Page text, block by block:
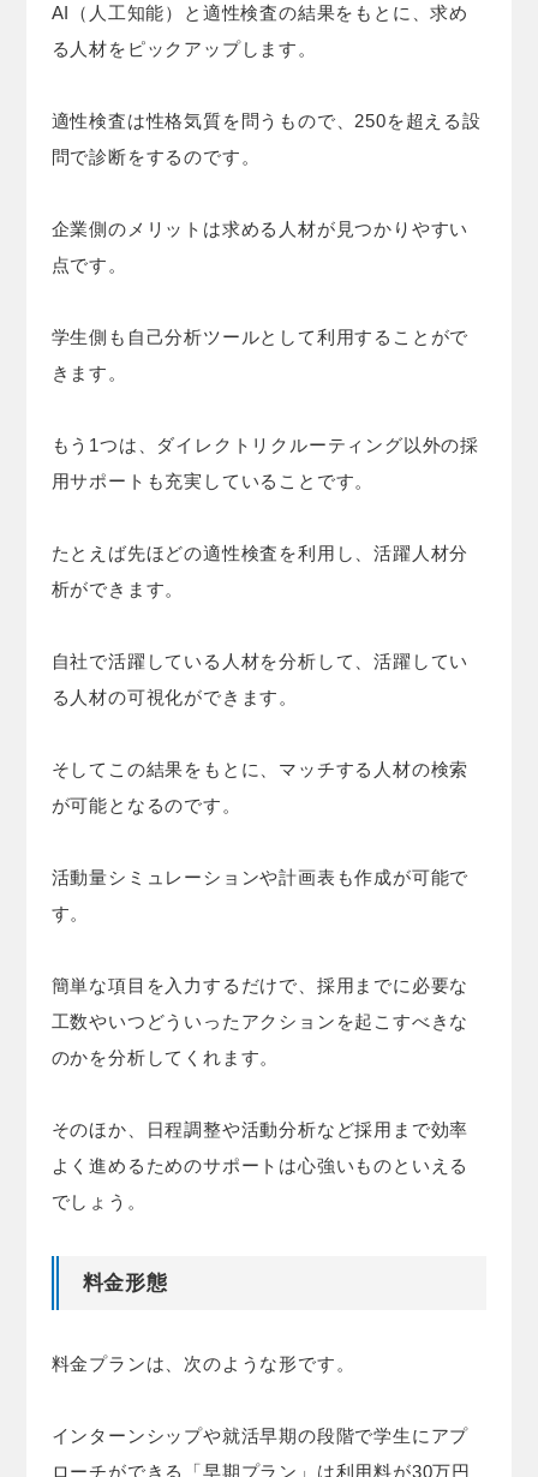
AI（人工知能）と適性検査の結果をもとに、求め
る人材をピックアップします。
適性検査は性格気質を問うもので、250を超える設
問で診断をするのです。
企業側のメリットは求める人材が見つかりやすい
点です。
学生側も自己分析ツールとして利用することがで
きます。
もう1つは、ダイレクトリクルーティング以外の採
用サポートも充実していることです。
たとえば先ほどの適性検査を利用し、活躍人材分
析ができます。
自社で活躍している人材を分析して、活躍してい
る人材の可視化ができます。
そしてこの結果をもとに、マッチする人材の検索
が可能となるのです。
活動量シミュレーションや計画表も作成が可能で
す。
簡単な項目を入力するだけで、採用までに必要な
工数やいつどういったアクションを起こすべきな
のかを分析してくれます。
そのほか、日程調整や活動分析など採用まで効率
よく進めるためのサポートは心強いものといえる
でしょう。
料金形態
料金プランは、次のような形です。
インターンシップや就活早期の段階で学生にアプ
ローチができる「早期プラン」は利用料が30万円